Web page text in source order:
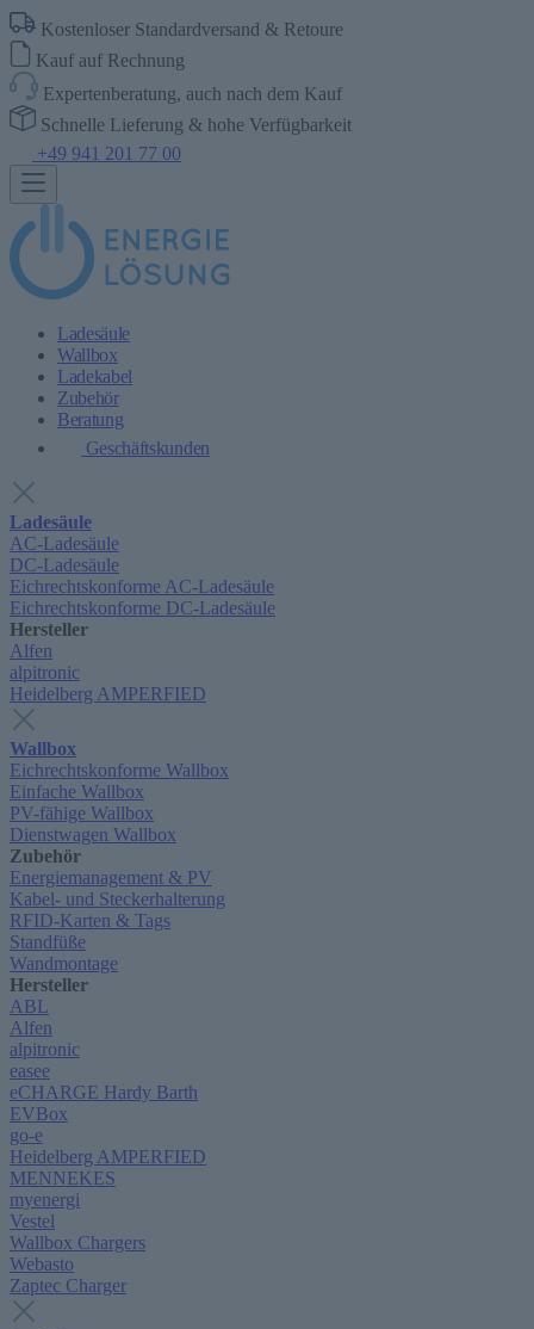
Kostenloser Standardversand & Retoure
Kauf auf Rechnung
Expertenberatung, auch nach dem Kauf
Schnelle Lieferung & hohe Verfügbarkeit
+49 941 201 77 00
Ladesäule
Wallbox
Ladekabel
Zubehör
Beratung
Geschäftskunden
Ladesäule
AC-Ladesäule
DC-Ladesäule
Eichrechtskonforme AC-Ladesäule
Eichrechtskonforme DC-Ladesäule
Hersteller
Alfen
alpitronic
Heidelberg AMPERFIED
Wallbox
Eichrechtskonforme Wallbox
Einfache Wallbox
PV-fähige Wallbox
Dienstwagen Wallbox
Zubehör
Energiemanagement & PV
Kabel- und Steckerhalterung
RFID-Karten & Tags
Standfüße
Wandmontage
Hersteller
ABL
Alfen
alpitronic
easee
eCHARGE Hardy Barth
EVBox
go-e
Heidelberg AMPERFIED
MENNEKES
myenergi
Vestel
Wallbox Chargers
Webasto
Zaptec Charger